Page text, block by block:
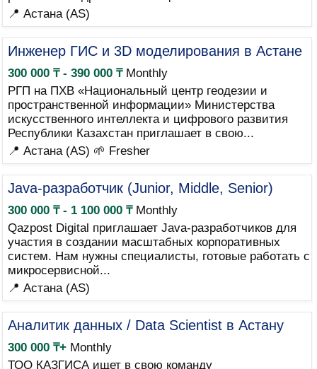
📍 Астана (AS)
Инженер ГИС и 3D моделирования в Астане
300 000 ₸ - 390 000 ₸Monthly
РГП на ПХВ «Национальный центр геодезии и
пространственной информации» Министерства
искусственного интеллекта и цифрового развития
Республики Казахстан приглашает в свою...
📍 Астана (AS) 🌱 Fresher
Java-разработчик (Junior, Middle, Senior)
300 000 ₸ - 1 100 000 ₸Monthly
Qazpost Digital приглашает Java-разработчиков для
участия в создании масштабных корпоративных
систем. Нам нужны специалисты, готовые работать с
микросервисной...
📍 Астана (AS)
Аналитик данных / Data Scientist в Астану
300 000 ₸+Monthly
ТОО КАЗГИСА ищет в свою команду